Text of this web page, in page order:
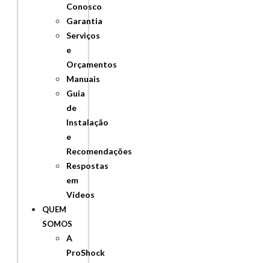
Conosco
Garantia
Serviços
e
Orçamentos
Manuais
Guia
de
Instalação
e
Recomendações
Respostas
em
Vídeos
QUEM
SOMOS
A
ProShock